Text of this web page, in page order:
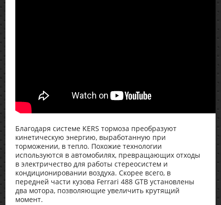
Благодаря системе KERS тормоза преобразуют
кинетическую энергию, выработанную при
торможении, в тепло. Похожие технологии
используются в автомобилях, превращающих отходы
в электричество для работы стереосистем и
кондиционировании воздуха. Скорее всего, в
передней части кузова Ferrari 488 GTB установлены
два мотора, позволяющие увеличить крутящий
момент.